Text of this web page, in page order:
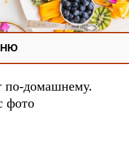
по-домашнему.
фото